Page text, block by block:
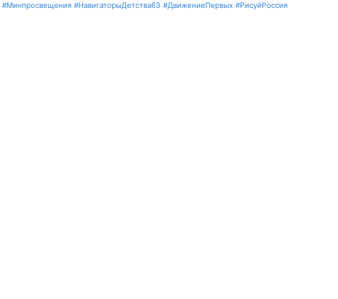
#Минпросвещения #НавигаторыДетства63 #ДвижениеПервых #РисуйРоссия